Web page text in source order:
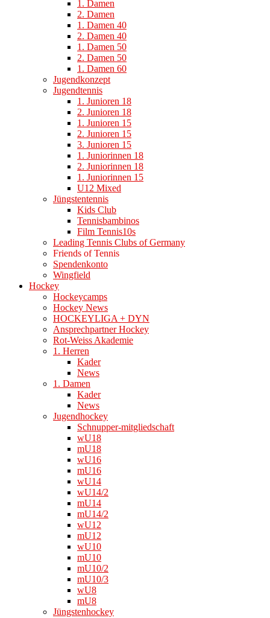
1. Damen
2. Damen
1. Damen 40
2. Damen 40
1. Damen 50
2. Damen 50
1. Damen 60
Jugendkonzept
Jugendtennis
1. Junioren 18
2. Junioren 18
1. Junioren 15
2. Junioren 15
3. Junioren 15
1. Juniorinnen 18
2. Juniorinnen 18
1. Juniorinnen 15
U12 Mixed
Jüngstentennis
Kids Club
Tennisbambinos
Film Tennis10s
Leading Tennis Clubs of Germany
Friends of Tennis
Spendenkonto
Wingfield
Hockey
Hockeycamps
Hockey News
HOCKEYLIGA + DYN
Ansprechpartner Hockey
Rot-Weiss Akademie
1. Herren
Kader
News
1. Damen
Kader
News
Jugendhockey
Schnupper-mitgliedschaft
wU18
mU18
wU16
mU16
wU14
wU14/2
mU14
mU14/2
wU12
mU12
wU10
mU10
mU10/2
mU10/3
wU8
mU8
Jüngstenhockey